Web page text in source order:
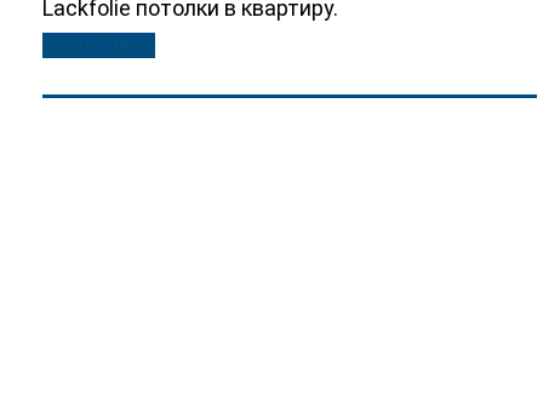
Lackfolie потолки в квартиру.